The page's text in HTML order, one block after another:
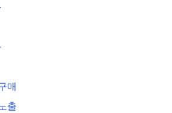
매
출